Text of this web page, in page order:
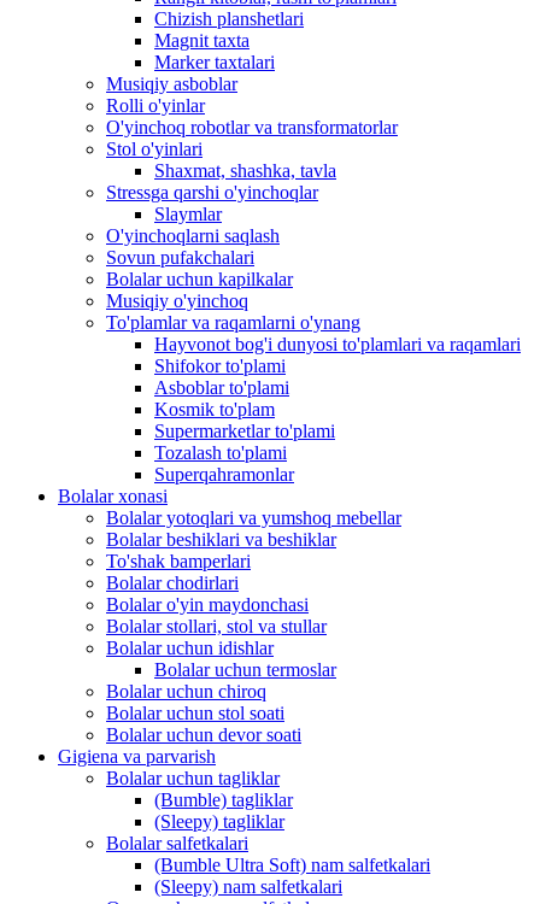
Chizish planshetlari
Magnit taxta
Marker taxtalari
Musiqiy asboblar
Rolli o'yinlar
O'yinchoq robotlar va transformatorlar
Stol o'yinlari
Shaxmat, shashka, tavla
Stressga qarshi o'yinchoqlar
Slaymlar
O'yinchoqlarni saqlash
Sovun pufakchalari
Bolalar uchun kapilkalar
Musiqiy o'yinchoq
To'plamlar va raqamlarni o'ynang
Hayvonot bog'i dunyosi to'plamlari va raqamlari
Shifokor to'plami
Asboblar to'plami
Kosmik to'plam
Supermarketlar to'plami
Tozalash to'plami
Superqahramonlar
Bolalar xonasi
Bolalar yotoqlari va yumshoq mebellar
Bolalar beshiklari va beshiklar
To'shak bamperlari
Bolalar chodirlari
Bolalar o'yin maydonchasi
Bolalar stollari, stol va stullar
Bolalar uchun idishlar
Bolalar uchun termoslar
Bolalar uchun chiroq
Bolalar uchun stol soati
Bolalar uchun devor soati
Gigiena va parvarish
Bolalar uchun tagliklar
(Bumble) tagliklar
(Sleepy) tagliklar
Bolalar salfetkalari
(Bumble Ultra Soft) nam salfetkalari
(Sleepy) nam salfetkalari